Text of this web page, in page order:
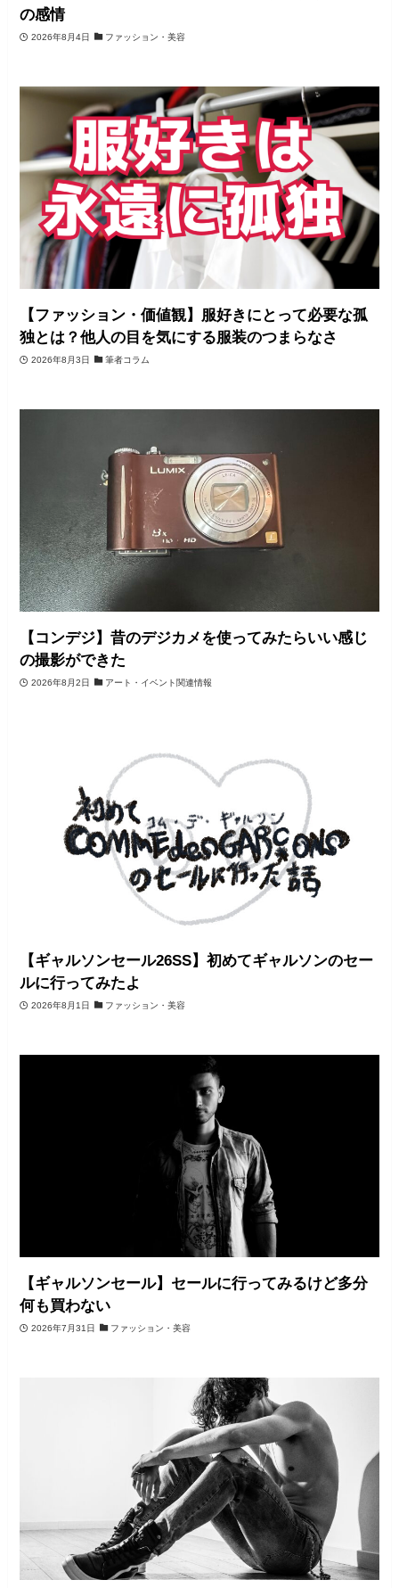
の感情
2026年8月4日 ファッション・美容
【ファッション・価値観】服好きにとって必要な孤
独とは？他人の目を気にする服装のつまらなさ
2026年8月3日 筆者コラム
【コンデジ】昔のデジカメを使ってみたらいい感じ
の撮影ができた
2026年8月2日 アート・イベント関連情報
【ギャルソンセール26SS】初めてギャルソンのセー
ルに行ってみたよ
2026年8月1日 ファッション・美容
【ギャルソンセール】セールに行ってみるけど多分
何も買わない
2026年7月31日 ファッション・美容